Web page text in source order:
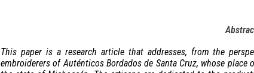
This paper is a research article that addresses, from the
embroiderers of Auténticos Bordados de Santa Cruz, whose